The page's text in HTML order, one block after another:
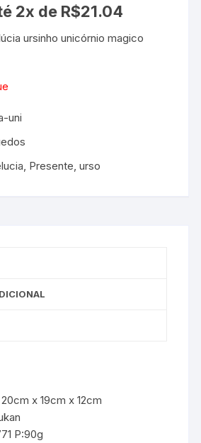
2x de R$21.04
ursinho unicórnio magico
uni
Presente ,urso
x 19cm x 12cm
P:90g